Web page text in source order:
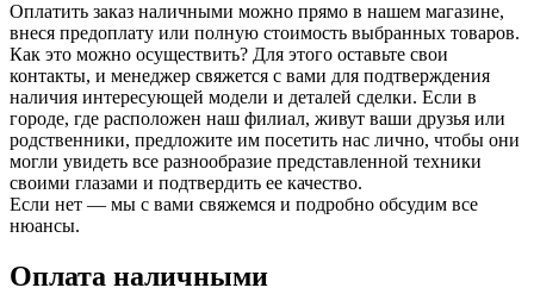
Оплатить заказ наличными можно прямо в нашем магазине,
внеся предоплату или полную стоимость выбранных товаров.
Как это можно осуществить? Для этого оставьте свои
контакты, и менеджер свяжется с вами для подтверждения
наличия интересующей модели и деталей сделки. Если в
городе, где расположен наш филиал, живут ваши друзья или
родственники, предложите им посетить нас лично, чтобы они
могли увидеть все разнообразие представленной техники
своими глазами и подтвердить ее качество.
Если нет — мы с вами свяжемся и подробно обсудим все
нюансы.
Оплата наличными